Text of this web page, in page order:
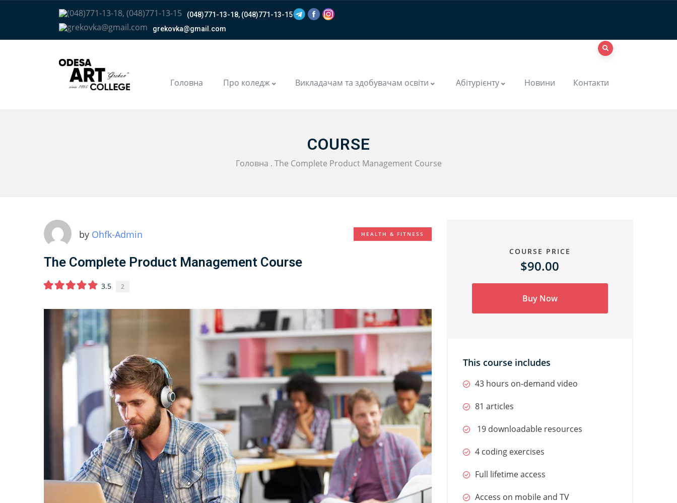
(048)771-13-18, (048)771-13-15
grekovka@gmail.сom
Головна Про коледж Викладачам та здобувачам освіти Абітурієнту Новини Контакти
COURSE
Головна . The Complete Product Management Course
by Ohfk-Admin HEALTH & FITNESS
The Complete Product Management Course
3.5 2
COURSE PRICE
$90.00
Buy Now
This course includes
43 hours on-demand video
81 articles
19 downloadable resources
4 coding exercises
Full lifetime access
Access on mobile and TV